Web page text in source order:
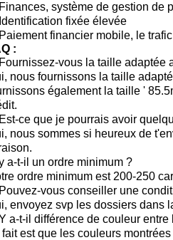
système de gestion de
fixée élevée
financier mobile, le
:
Fournissez-vous la taille adaptée
nous fournissons la taille
également la taille '
ce que je pourrais avoir
nous sommes si heureux de
a-t-il un ordre minimum ?
ordre minimum est 200-250
vous conseiller une
envoyez svp les dossiers dans
a-t-il différence de couleur
fait est que les couleurs